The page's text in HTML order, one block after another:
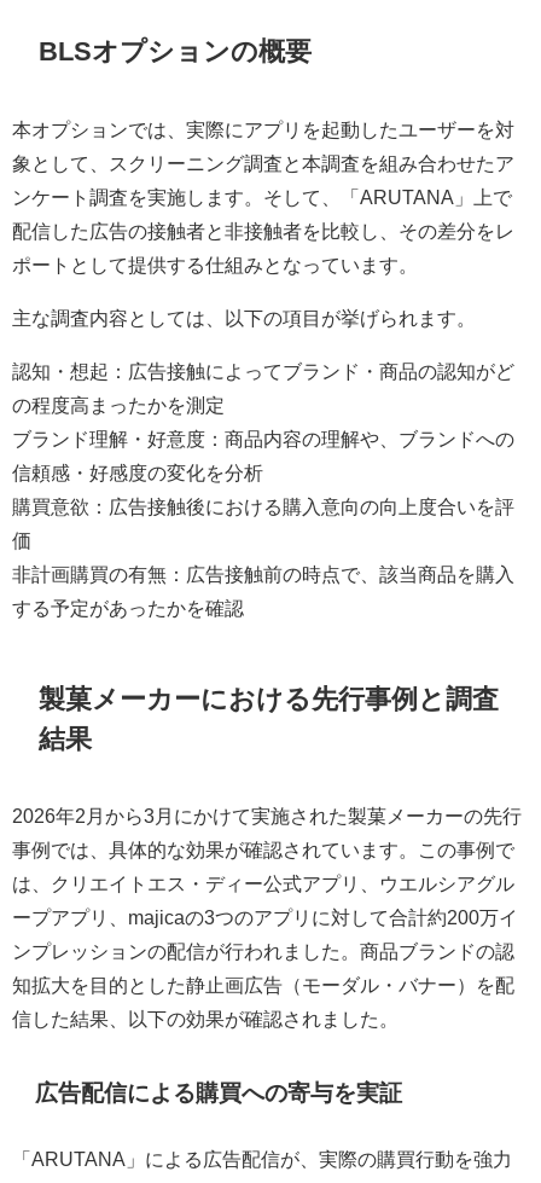
BLSオプションの概要
本オプションでは、実際にアプリを起動したユーザーを対
象として、スクリーニング調査と本調査を組み合わせたア
ンケート調査を実施します。そして、「ARUTANA」上で
配信した広告の接触者と非接触者を比較し、その差分をレ
ポートとして提供する仕組みとなっています。
主な調査内容としては、以下の項目が挙げられます。
認知・想起：広告接触によってブランド・商品の認知がど
の程度高まったかを測定
ブランド理解・好意度：商品内容の理解や、ブランドへの
信頼感・好感度の変化を分析
購買意欲：広告接触後における購入意向の向上度合いを評
価
非計画購買の有無：広告接触前の時点で、該当商品を購入
する予定があったかを確認
製菓メーカーにおける先行事例と調査
結果
2026年2月から3月にかけて実施された製菓メーカーの先行
事例では、具体的な効果が確認されています。この事例で
は、クリエイトエス・ディー公式アプリ、ウエルシアグル
ープアプリ、majicaの3つのアプリに対して合計約200万イ
ンプレッションの配信が行われました。商品ブランドの認
知拡大を目的とした静止画広告（モーダル・バナー）を配
信した結果、以下の効果が確認されました。
広告配信による購買への寄与を実証
「ARUTANA」による広告配信が、実際の購買行動を強力